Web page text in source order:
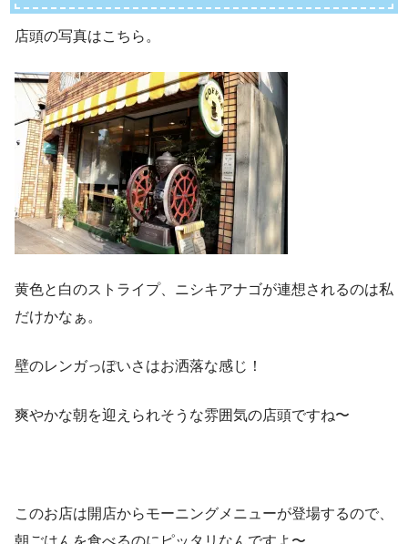
店頭の写真はこちら。
黄色と白のストライプ、ニシキアナゴが連想されるのは私
だけかなぁ。
壁のレンガっぽいさはお洒落な感じ！
爽やかな朝を迎えられそうな雰囲気の店頭ですね〜
このお店は開店からモーニングメニューが登場するので、